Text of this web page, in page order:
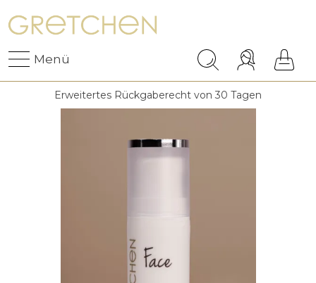
Menü
Erweitertes Rückgaberecht von 30 Tagen